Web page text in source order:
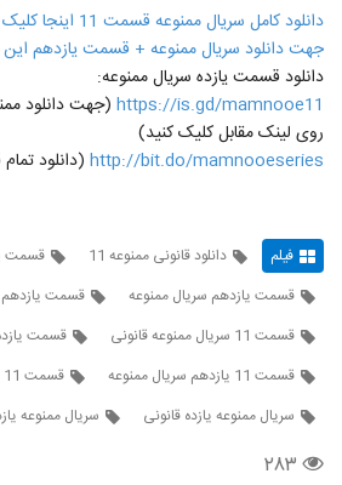
دانلود کامل سریال ممنوعه قسمت 11 اینجا کلیک کنید
جهت دانلود سریال ممنوعه + قسمت یازدهم
دانلود قسمت یازده سریال ممنوعه:
https://is.gd/mamnooe11
روی لینک مقابل کلیک کنید)
http://bit.do/mamnooeseries (دانلود
فیلم دانلود قانونی ممنوعه 11
قسمت
قسمت یازدهم سریال ممنوعه
قسمت یازدهم 11 سریال ممنوعه
قسمت 11 سریال ممنوعه قانونی
قسمت یازده 11 سریال
قسمت 11 یازدهم سریال ممنوعه
قسمت 11 یازده سریال ممنوعه
سریال ممنوعه یازده قانونی
سریال ممنوعه
۲۸۳